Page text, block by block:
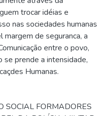
trocar idéias e
nas sociedades humanas
de seguranca, a
entre o povo,
se prende a intensidade,
Humanas.
SOCIAL FORMADORES